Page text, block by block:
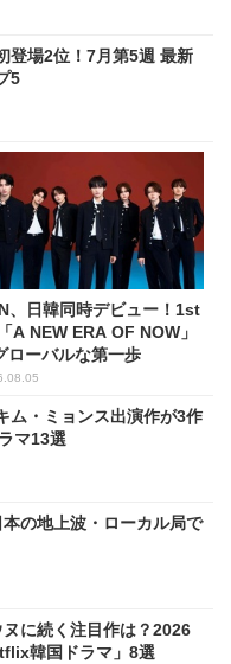
登場2位！7月第5週 最新
5
、日韓同時デビュー！1st
A NEW ERA OF NOW」
ローバルな第一歩
ム・ミョンス出演作が3作
マ13選
の地上波・ローカル局で
に続く注目作は？2026
韓国ドラマ」8選